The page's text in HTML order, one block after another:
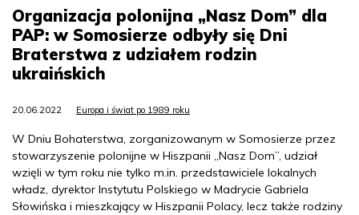
Organizacja polonijna „Nasz Dom” dla
PAP: w Somosierze odbyły się Dni
Braterstwa z udziałem rodzin
ukraińskich
20.06.2022 Europa i świat po 1989 roku
W Dniu Bohaterstwa, zorganizowanym w Somosierze przez
stowarzyszenie polonijne w Hiszpanii „Nasz Dom”, udział
wzięli w tym roku nie tylko m.in. przedstawiciele lokalnych
władz, dyrektor Instytutu Polskiego w Madrycie Gabriela
Słowińska i mieszkający w Hiszpanii Polacy, lecz także rodziny